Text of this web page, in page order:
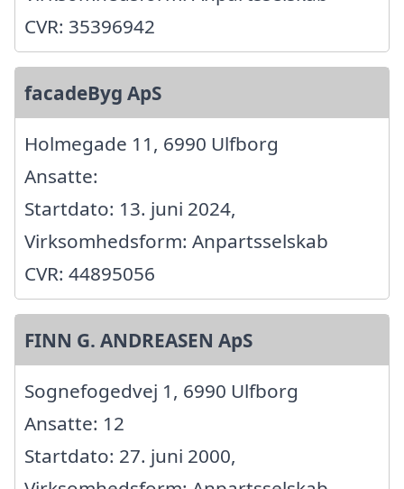
CVR: 35396942
facadeByg ApS
Holmegade 11, 6990 Ulfborg
Ansatte:
Startdato: 13. juni 2024,
Virksomhedsform: Anpartsselskab
CVR: 44895056
FINN G. ANDREASEN ApS
Sognefogedvej 1, 6990 Ulfborg
Ansatte: 12
Startdato: 27. juni 2000,